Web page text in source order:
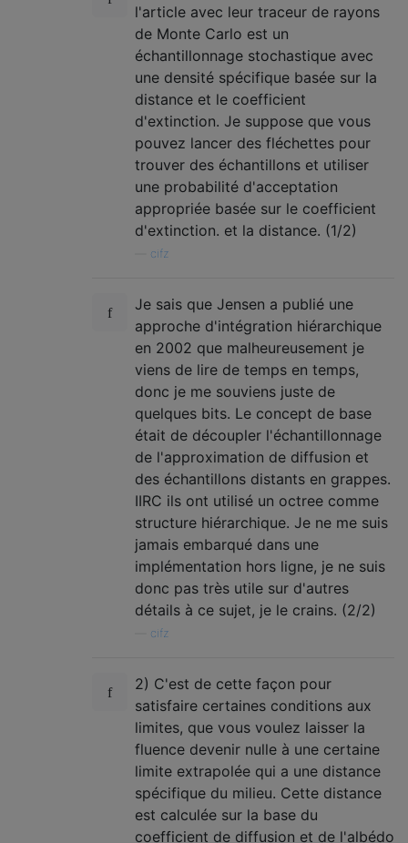
l'article avec leur traceur de rayons
de Monte Carlo est un
échantillonnage stochastique avec
une densité spécifique basée sur la
distance et le coefficient
d'extinction. Je suppose que vous
pouvez lancer des fléchettes pour
trouver des échantillons et utiliser
une probabilité d'acceptation
appropriée basée sur le coefficient
d'extinction. et la distance. (1/2)
cifz
Je sais que Jensen a publié une
approche d'intégration hiérarchique
en 2002 que malheureusement je
viens de lire de temps en temps,
donc je me souviens juste de
quelques bits. Le concept de base
était de découpler l'échantillonnage
de l'approximation de diffusion et
des échantillons distants en grappes.
IIRC ils ont utilisé un octree comme
structure hiérarchique. Je ne me suis
jamais embarqué dans une
implémentation hors ligne, je ne suis
donc pas très utile sur d'autres
détails à ce sujet, je le crains. (2/2)
cifz
2) C'est de cette façon pour
satisfaire certaines conditions aux
limites, que vous voulez laisser la
fluence devenir nulle à une certaine
limite extrapolée qui a une distance
spécifique du milieu. Cette distance
est calculée sur la base du
coefficient de diffusion et de l'albédo